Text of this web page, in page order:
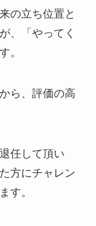
の立ち位置と
、「やってく
。
ら、評価の高
任して頂い
方にチャレン
す。